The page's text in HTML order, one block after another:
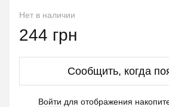
Нет в наличии
244 грн
Сообщить, когда
Войти для отображения